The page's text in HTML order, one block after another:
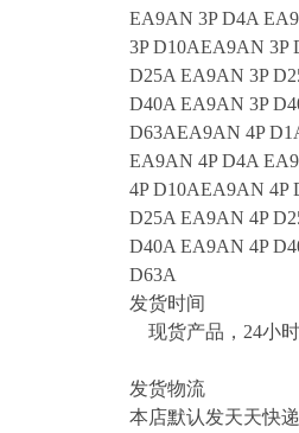
EA9AN 3P D4A
3P D10AEA9AN 3P
D25A EA9AN 3P
D40A EA9AN 3P
D63AEA9AN 4P
EA9AN 4P D4A
4P D10AEA9AN 4P
D25A EA9AN 4P
D40A EA9AN 4P
D63A
发货时间
现货产品，24小
发货物流
本店默认发天天快